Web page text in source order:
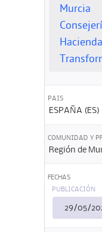
Murcia
PAIS
ESPAÑA (ES)
COMUNIDAD Y
Región de
FECHAS
PUBLICACIÓN
29/05/